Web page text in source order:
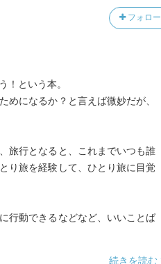
フォロー
！という本。
めになるか？と言えば微妙だが、
旅行となると、これまでいつも誰
り旅を経験して、ひとり旅に目覚
行動できるなどなど、いいことば